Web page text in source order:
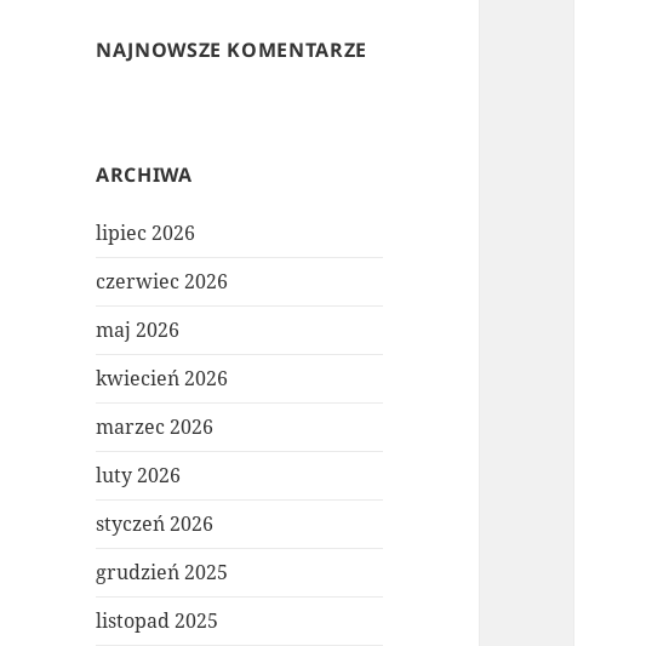
NAJNOWSZE KOMENTARZE
ARCHIWA
lipiec 2026
czerwiec 2026
maj 2026
kwiecień 2026
marzec 2026
luty 2026
styczeń 2026
grudzień 2025
listopad 2025